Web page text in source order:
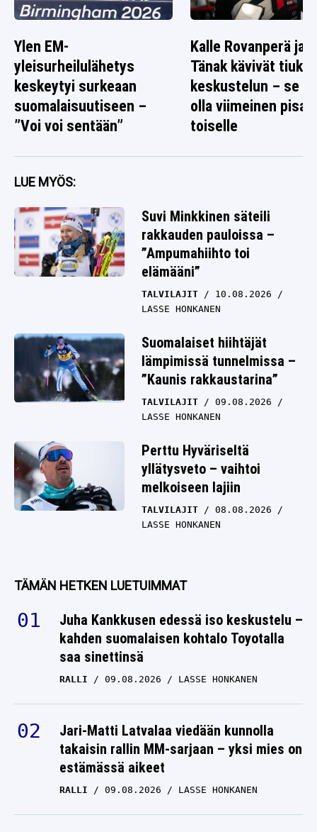
Ylen EM-
yleisurheilulähetys
keskeytyi surkeaan
suomalaisuutiseen –
”Voi voi sentään”
Kalle Rovanperä ja
Tänak kävivät
keskustelun – se
olla viimeinen
toiselle
LUE MYÖS:
Suvi Minkkinen säteili
rakkauden pauloissa –
”Ampumahiihto toi
elämääni”
TALVILAJIT
10.08.2026
LASSE HONKANEN
Suomalaiset hiihtäjät
lämpimissä tunnelmissa –
”Kaunis rakkaustarina”
TALVILAJIT
09.08.2026
LASSE HONKANEN
Perttu Hyväriseltä
yllätysveto – vaihtoi
melkoiseen lajiin
TALVILAJIT
08.08.2026
LASSE HONKANEN
TÄMÄN HETKEN LUETUIMMAT
Juha Kankkusen edessä iso keskustelu –
kahden suomalaisen kohtalo Toyotalla
saa sinettinsä
RALLI 09.08.2026 LASSE HONKANEN
Jari-Matti Latvalaa viedään kunnolla
takaisin rallin MM-sarjaan – yksi mies on
estämässä aikeet
RALLI 09.08.2026 LASSE HONKANEN